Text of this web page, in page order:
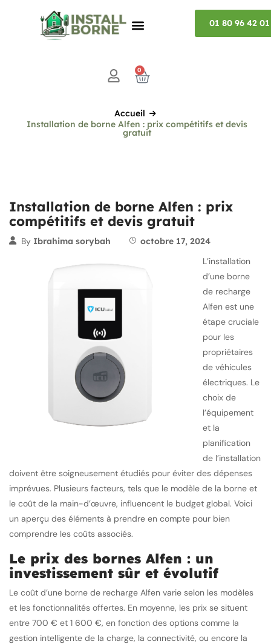
01 80 96 42 01
0
Accueil
Installation de borne Alfen : prix compétitifs et devis
gratuit
Installation de borne Alfen : prix
compétitifs et devis gratuit
By Ibrahima sorybah
octobre 17, 2024
L’installation
d’une borne
de recharge
Alfen est une
étape cruciale
pour les
propriétaires
de véhicules
électriques. Le
choix de
l’équipement
et la
planification
de l’installation
doivent être soigneusement étudiés pour éviter des dépenses
imprévues. Plusieurs facteurs, tels que le modèle de la borne et
le coût de la main-d’œuvre, influencent le budget global. Voici
un aperçu des éléments à prendre en compte pour bien
comprendre les coûts associés.
Le prix des bornes Alfen : un
investissement sûr et évolutif
Le coût d’une borne de recharge Alfen varie selon les modèles
et les fonctionnalités offertes. En moyenne, les prix se situent
entre 700 € et 1 600 €, en fonction des options comme la
gestion intelligente de la charge, la connectivité, ou encore la